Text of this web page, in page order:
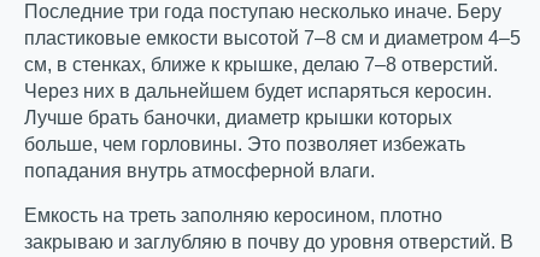
Последние три года поступаю несколько иначе. Беру
пластиковые емкости высотой 7–8 см и диаметром 4–5
см, в стенках, ближе к крышке, делаю 7–8 отверстий.
Через них в дальнейшем будет испаряться керосин.
Лучше брать баночки, диаметр крышки которых
больше, чем горловины. Это позволяет избежать
попадания внутрь атмосферной влаги.
Емкость на треть заполняю керосином, плотно
закрываю и заглубляю в почву до уровня отверстий. В